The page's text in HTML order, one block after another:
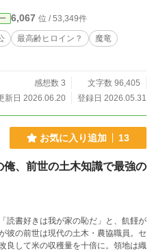
許可するが、その対価は――野菜だ
ちによるグルメ&創世系とんでも開拓
になろうでも連載してます。
6,067 位 / 53,349件
最高齢ヒロイン？
魔竜
感想数 3
文字数 96,405
新日 2026.06.20
登録日 2026.05.31
お気に入り追加 13
、前世の土木知識で最強の
読書好きは我が家の恥だ」と、飢饉が
彼の前世は現代の土木・農協職員。セ
良して米の収穫量を十倍に。領地は織